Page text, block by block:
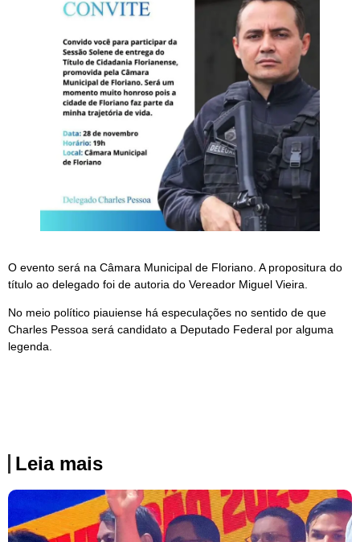
O evento será na Câmara Municipal de Floriano. A propositura do
título ao delegado foi de autoria do Vereador Miguel Vieira.
No meio político piauiense há especulações no sentido de que
Charles Pessoa será candidato a Deputado Federal por alguma
legenda.
Leia mais